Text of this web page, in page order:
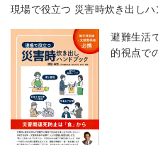
現場で役立つ 災害時炊き出しハ
避難生活
的視点で